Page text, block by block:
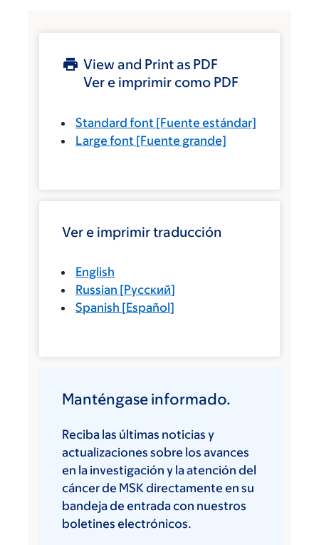
View and Print as PDF
Ver e imprimir como PDF
Standard font [Fuente estándar]
Large font [Fuente grande]
Ver e imprimir traducción
English
Russian [Русский]
Spanish [Español]
Manténgase informado.
Reciba las últimas noticias y
actualizaciones sobre los avances
en la investigación y la atención del
cáncer de MSK directamente en su
bandeja de entrada con nuestros
boletines electrónicos.